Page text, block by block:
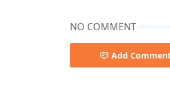
NO COMMENT
Add